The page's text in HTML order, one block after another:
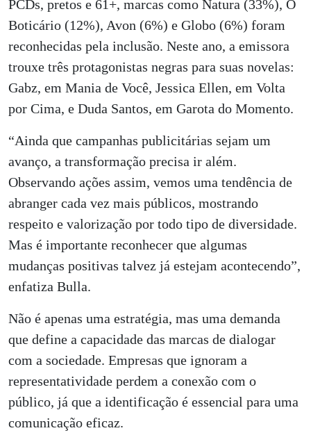
PCDs, pretos e 61+, marcas como Natura (33%), O
Boticário (12%), Avon (6%) e Globo (6%) foram
reconhecidas pela inclusão. Neste ano, a emissora
trouxe três protagonistas negras para suas novelas:
Gabz, em Mania de Você, Jessica Ellen, em Volta
por Cima, e Duda Santos, em Garota do Momento.
“Ainda que campanhas publicitárias sejam um
avanço, a transformação precisa ir além.
Observando ações assim, vemos uma tendência de
abranger cada vez mais públicos, mostrando
respeito e valorização por todo tipo de diversidade.
Mas é importante reconhecer que algumas
mudanças positivas talvez já estejam acontecendo”,
enfatiza Bulla.
Não é apenas uma estratégia, mas uma demanda
que define a capacidade das marcas de dialogar
com a sociedade. Empresas que ignoram a
representatividade perdem a conexão com o
público, já que a identificação é essencial para uma
comunicação eficaz.